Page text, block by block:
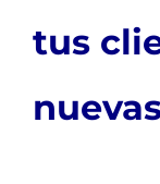
tus